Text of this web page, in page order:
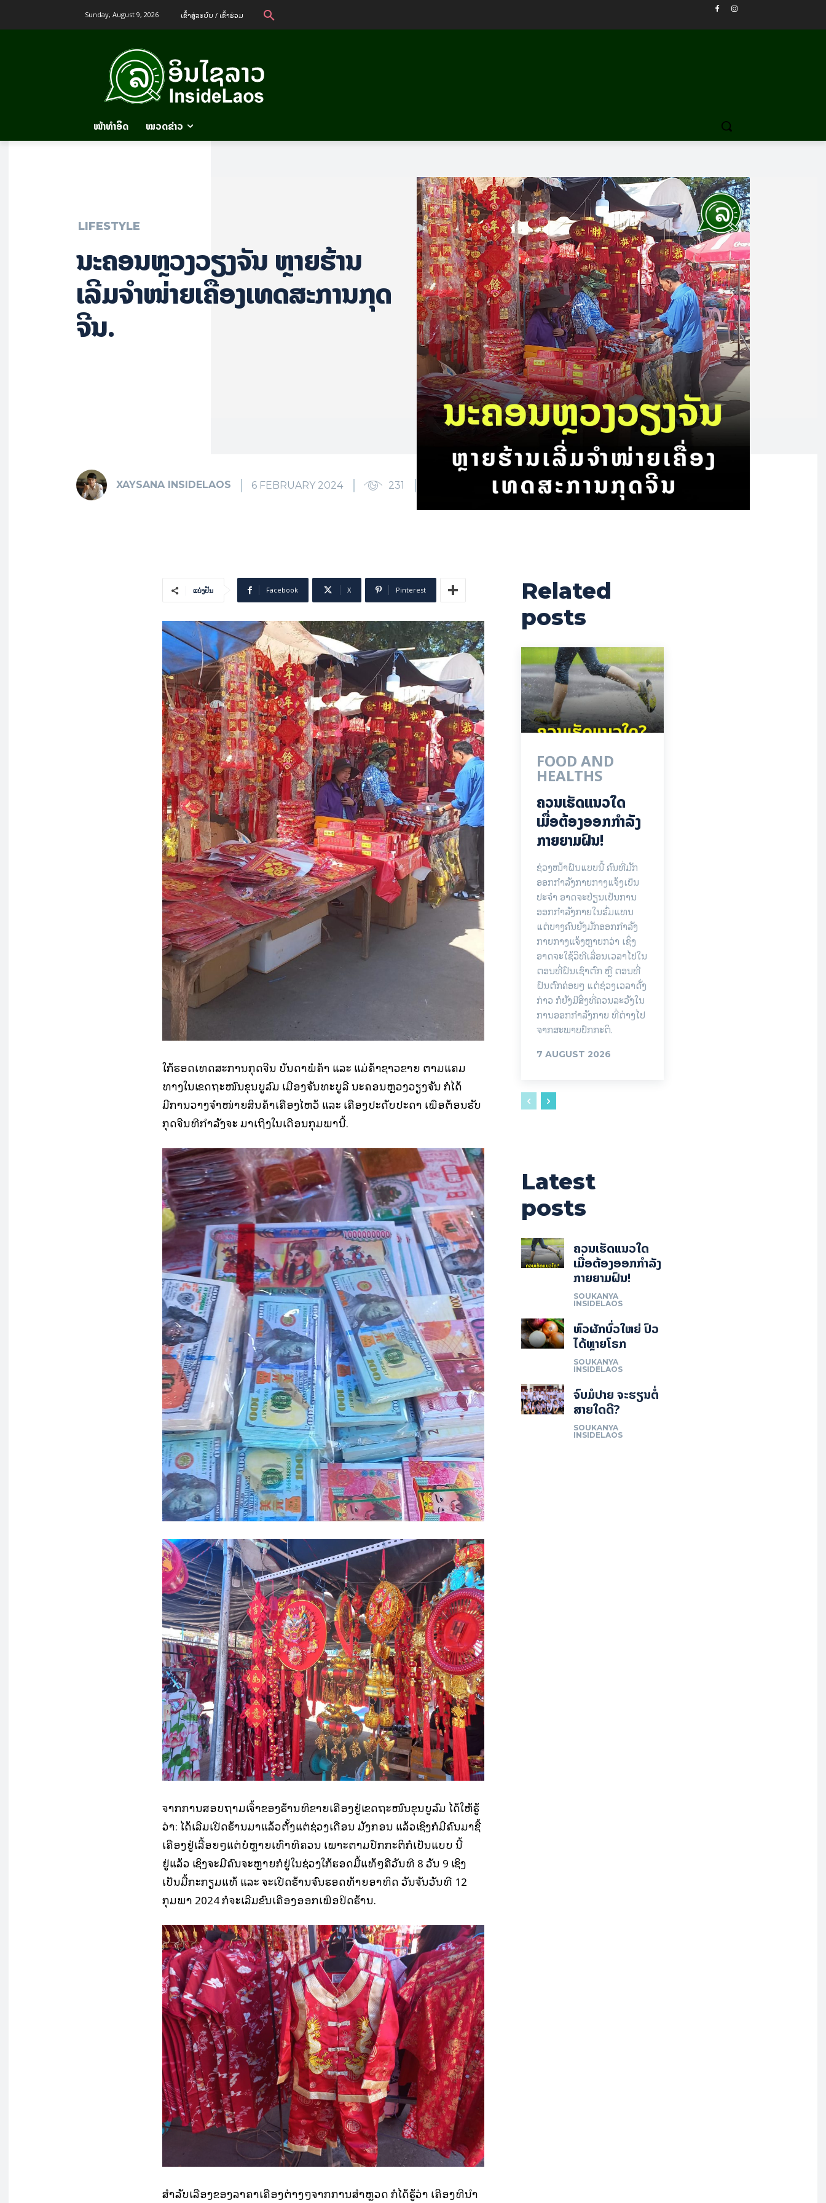
Sunday, August 9, 2026 ເຂົ້າ​ສູ່​ລະ​ບົບ / ເຂົ້າ​ຮ່ວມ
ໜ້າທຳອິດ ໝວດຂ່າວ
LIFESTYLE
ນະຄອນຫຼວງວຽງຈັນ ຫຼາຍຮ້ານ
ເລີ່ມຈຳໜ່າຍເຄື່ອງເທດສະການກຸດ
ຈີນ.
XAYSANA INSIDELAOS 6 FEBRUARY 2024 231
ແບ່ງປັນ Facebook X Pinterest
ໃກ້ຮອດເທດສະການກຸດຈີນ ບັນດາພໍ່ຄ້າ ແລະ ແມ່ຄ້າຊາວຂາຍ ຕາມແຄມ
ທາງໃນເຂດຖະໜົນຂຸນບູລົມ ເມືອງຈັນທະບູລີ ນະຄອນຫຼວງວຽງຈັນ ກໍໄດ້
ມີການວາງຈໍາໜ່າຍສິນຄ້າເຄື່ອງໄຫວ້ ແລະ ເຄື່ອງປະດັບປະດາ ເພື່ອຕ້ອນຮັບ
ກຸດຈີນທີ່ກຳລັງຈະ ມາເຖິງໃນເດືອນກຸມພານີ້.
ຈາກການສອບຖາມເຈົ້າຂອງຮ້ານທີ່ຂາຍເຄື່ອງຢູ່ເຂດຖະໜົນຂຸນບູລົມ ໄດ້ໃຫ້ຮູ້
ວ່າ: ໄດ້ເລີ່ມເປີດຮ້ານມາແລ້ວຕັ້ງແຕ່ຊ່ວງເດືອນ ມັງກອນ ແລ້ວເຊິ່ງກໍມີຄົນມາຊື້
ເຄື່ອງຢູ່ເລື້ອຍໆແຕ່ບໍ່ຫຼາຍເທົ່າທີ່ຄວນ ເພາະຕາມປົກກະຕິກໍເປັນແບບ ນີ້
ຢູ່ແລ້ວ ເຊິ່ງຈະມີຄົນຈະຫຼາຍກໍຢູ່ໃນຊ່ວງໃກ້ຮອດມື້ແທ້ໆຄືວັນທີ 8 ວັນ 9 ເຊິ່ງ
ເປັນມື້ກະກຽມແທ້ ແລະ ຈະເປີດຮ້ານຈົນຮອດທ້າຍອາທິດ ວັນຈັນວັນທີ 12
ກຸມພາ 2024 ກໍຈະເລີ່ມຂົນເຄື່ອງອອກເພື່ອປິດຮ້ານ.
ສໍາລັບເລື່ອງຂອງລາຄາເຄື່ອງຕ່າງໆຈາກການສຳຫຼວດ ກໍໄດ້ຮູ້ວ່າ ເຄື່ອງທີ່ນໍາ
Related
posts
FOOD AND
HEALTHS
ຄວນເຮັດແນວໃດ
ເມື່ອຕ້ອງອອກກຳລັງ
ກາຍຍາມຝົນ!
ຊ່ວງໜ້າຝົນແບບນີ້ ຄົນທີ່ມັກ
ອອກກຳລັງກາຍກາງແຈ້ງເປັນ
ປະຈຳ ອາດຈະປ່ຽນເປັນການ
ອອກກຳລັງກາຍໃນຮົ່ມແທນ
ແຕ່ບາງຄົນຍັງມັກອອກກຳລັງ
ກາຍກາງແຈ້ງຫຼາຍກວ່າ ເຊິ່ງ
ອາດຈະໃຊ້ວິທີເລື່ອນເວລາໄປໃນ
ຕອນທີ່ຝົນເຊົາຕົກ ຫຼື ຕອນທີ່
ຝົນຕົກຄ່ອຍໆ ແຕ່ຊ່ວງເວລາດັ່ງ
ກ່າວ ກໍຍັງມີສິ່ງທີ່ຄວນລະວັງໃນ
ການອອກກຳລັງກາຍ ທີ່ຕ່າງໄປ
ຈາກສະພາບປົກກະຕິ.
7 AUGUST 2026
Latest
posts
ຄວນເຮັດແນວໃດ
ເມື່ອຕ້ອງອອກກຳລັງ
ກາຍຍາມຝົນ!
SOUKANYA
INSIDELAOS
ຫົວຜັກບົ່ວໃຫຍ່ ປົວ
ໄດ້ຫຼາຍໂຣກ
SOUKANYA
INSIDELAOS
ຈົບມໍປາຍ ຈະຮຽນຕໍ່
ສາຍໃດດີ?
SOUKANYA
INSIDELAOS